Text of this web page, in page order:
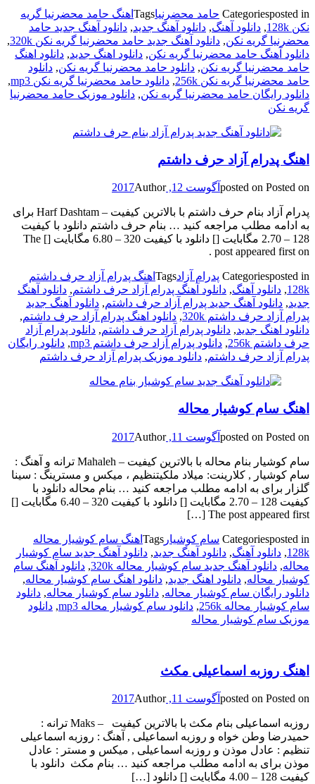
Categoriesposted in حامد محضرنیاTags اهنگ حامد محضرنیا گریه
نکن 128k
, دانلود آهنگ, دانلود آهنگ جدید, دانلود آهنگ جدید حامد
محضرنیا گریه نکن, دانلود آهنگ جدید حامد محضرنیا گریه نکن 320k
,
دانلود آهنگ حامد محضرنیا گریه نکن, دانلود اهنگ جدید, دانلود اهنگ
حامد محضرنیا گریه نکن, دانلود حامد محضرنیا گریه نکن, دانلود
حامد محضرنیا گریه نکن 256k
, دانلود حامد محضرنیا گریه نکن mp3
,
دانلود رایگان حامد محضرنیا گریه نکن, دانلود موزیک حامد محضرنیا
گریه نکن
اهنگ پدرام آزاد حرف داشتم
posted on Posted on آگوست 12, 2017 Author
پدرام آزاد بنام حرف داشتم با بالاترین کیفیت – Harf Dashtam برای
به ادامه مطلب مراجعه کنید … بنام حرف داشتم دانلود با کیفیت
128 – 2.70 مگابایت [] دانلود با کیفیت 320 – 6.80 مگابایت [] The
post appeared first on .
Categoriesposted in پدرام آزادTags اهنگ پدرام آزاد حرف داشتم
128k
, دانلود آهنگ, دانلود آهنگ پدرام آزاد حرف داشتم, دانلود آهنگ
جدید, دانلود آهنگ جدید پدرام آزاد حرف داشتم, دانلود آهنگ جدید
پدرام آزاد حرف داشتم 320k
, دانلود اهنگ پدرام آزاد حرف داشتم,
دانلود اهنگ جدید, دانلود پدرام آزاد حرف داشتم, دانلود پدرام آزاد
حرف داشتم 256k
, دانلود پدرام آزاد حرف داشتم mp3 , دانلود رایگان
پدرام آزاد حرف داشتم, دانلود موزیک پدرام آزاد حرف داشتم
اهنگ سام کوشیار محاله
posted on Posted on آگوست 11, 2017 Author
سام کوشیار بنام محاله با بالاترین کیفیت – Mahaleh ترانه و آهنگ :
سام کوشیار , کلارینت: میلاد ملکیتنظیم ، میکس و مسترینگ : سینا
گلزار برای به ادامه مطلب مراجعه کنید … بنام محاله دانلود با
کیفیت 128 – 2.70 مگابایت [] دانلود با کیفیت 320 – 6.40 مگابایت []
The post appeared first […]
Categoriesposted in سام کوشیار Tags اهنگ سام کوشیار محاله
128k
, دانلود آهنگ, دانلود آهنگ جدید, دانلود آهنگ جدید سام کوشیار
محاله, دانلود آهنگ جدید سام کوشیار محاله 320k , دانلود آهنگ سام
کوشیار محاله, دانلود اهنگ جدید, دانلود اهنگ سام کوشیار محاله,
دانلود رایگان سام کوشیار محاله, دانلود سام کوشیار محاله, دانلود
سام کوشیار محاله 256k
, دانلود سام کوشیار محاله mp3 , دانلود
موزیک سام کوشیار محاله
اهنگ روزبه اسماعیلی مکث
posted on Posted on آگوست 11, 2017 Author
روزبه اسماعیلی بنام مکث با بالاترین کیفیت – Maks ترانه :
حمیدرضا وطن خواه و روزبه اسماعیلی , آهنگ : روزبه اسماعیلی
تنظیم : عادل موذن و روزبه اسماعیلی , میکس و مستر : عادل
موذن برای به ادامه مطلب مراجعه کنید … بنام مکث دانلود با
کیفیت 128 – 4.00 مگابایت [] دانلود […]